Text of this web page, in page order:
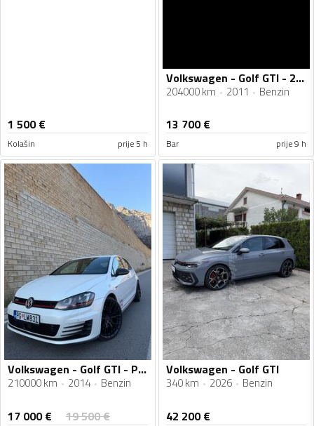
1 500€
Kolašin prije 5 h
Volkswagen - Golf GTI - 2.0 Gti Edition 35
204000 km 2011 Benzin
13 700€
Bar prije 9 h
Volkswagen - Golf GTI - Performance
210000 km 2014 Benzin
17 000€ 19 500€
Volkswagen - Golf GTI
340 km 2026 Benzin
42 200€